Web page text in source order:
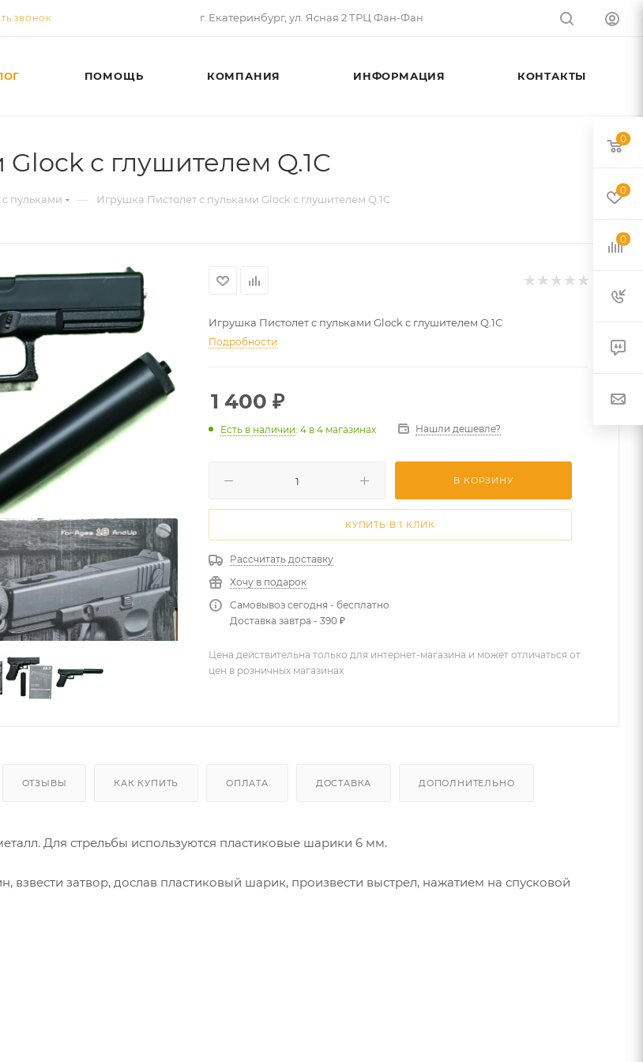
ЗВОНОК г. Екатеринбург, ул. Ясная 2 ТРЦ Фан-Фан
ПОМОЩЬ КОМПАНИЯ ИНФОРМАЦИЯ КОНТАКТЫ
с глушителем Q.1C
пульками — Игрушка Пистолет с пульками Glock с глушителем Q.1C
Игрушка Пистолет с пульками Glock с глушителем Q.1C
Подробности
1 400 ₽
Есть в наличии: 4 в 4 магазинах Нашли дешевле?
В КОРЗИНУ
КУПИТЬ В 1 КЛИК
Рассчитать доставку
Хочу в подарок
Самовывоз сегодня - бесплатно
Доставка завтра - 390 ₽
Цена действительна только для интернет-магазина и может отличаться от
цен в розничных магазинах
ОТЗЫВЫ КАК КУПИТЬ ОПЛАТА ДОСТАВКА ДОПОЛНИТЕЛЬНО
Для стрельбы используются пластиковые шарики 6 мм.
взвести затвор, дослав пластиковый шарик, произвести выстрел, нажатием на спусковой
0
0
0